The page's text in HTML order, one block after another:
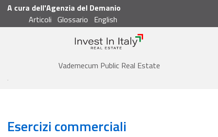
A cura dell'Agenzia del Demanio
Articoli Glossario English
Vademecum Public Real Estate
Esercizi commerciali